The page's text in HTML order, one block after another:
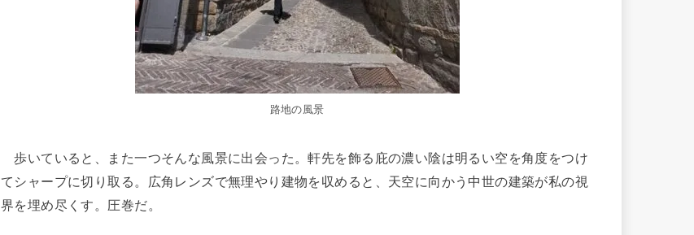
路地の風景
歩いていると、また一つそんな風景に出会った。軒先を飾る庇の濃い陰は明るい空を角度をつけ
てシャープに切り取る。広角レンズで無理やり建物を収めると、天空に向かう中世の建築が私の視
界を埋め尽くす。圧巻だ。